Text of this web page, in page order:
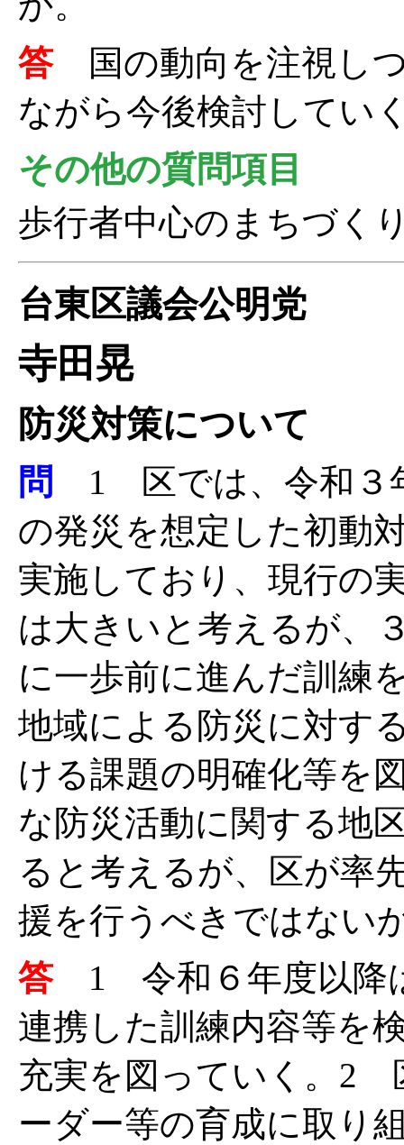
答
国の動向を注視し
ながら今後検討してい
その他の質問項目
歩行者中心のまちづく
台東区議会公明党
寺田晃
防災対策について
問
1 区では、令和３
の発災を想定した初動
実施しており、現行の
は大きいと考えるが、
に一歩前に進んだ訓
地域による防災に対す
ける課題の明確化等を
な防災活動に関する地
ると考えるが、区が率
援を行うべきではない
答 1 令和６年度以降
連携した訓練内容等を
充実を図っていく。2
ーダー等の育成に取り